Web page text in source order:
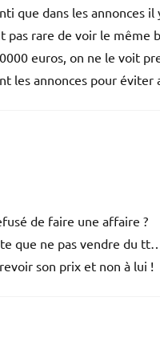
que dans les annonces
pas rare de voir le même
euros, on ne le voit
les annonces pour éviter
de faire une affaire ?
que ne pas vendre du
son prix et non à lui !